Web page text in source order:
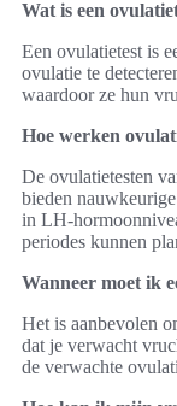
Wat is een
Een ovulatietest is
ovulatie te
waardoor ze hun
Hoe werken
De ovulatietesten
bieden
in LH-
periodes kunnen
Wanneer moet ik
Het is aanbevolen
dat je verwacht
de verwachte